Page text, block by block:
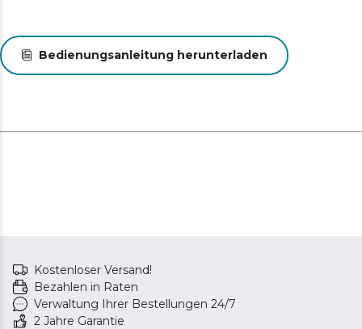
Bedienungsanleitung herunterladen
Kostenloser Versand!
Bezahlen in Raten
Verwaltung Ihrer Bestellungen 24/7
2 Jahre Garantie